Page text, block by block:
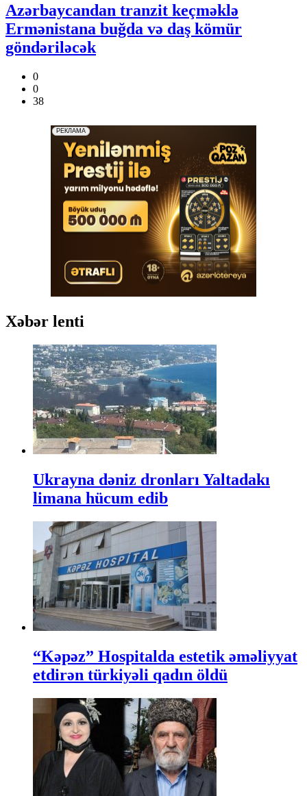
Azərbaycandan tranzit keçməklə
Ermənistana buğda və daş kömür
göndəriləcək
0
0
38
Xəbər lenti
Ukrayna dəniz dronları Yaltadakı
limana hücum edib
“Kəpəz” Hospitalda estetik əməliyyat
etdirən türkiyəli qadın öldü